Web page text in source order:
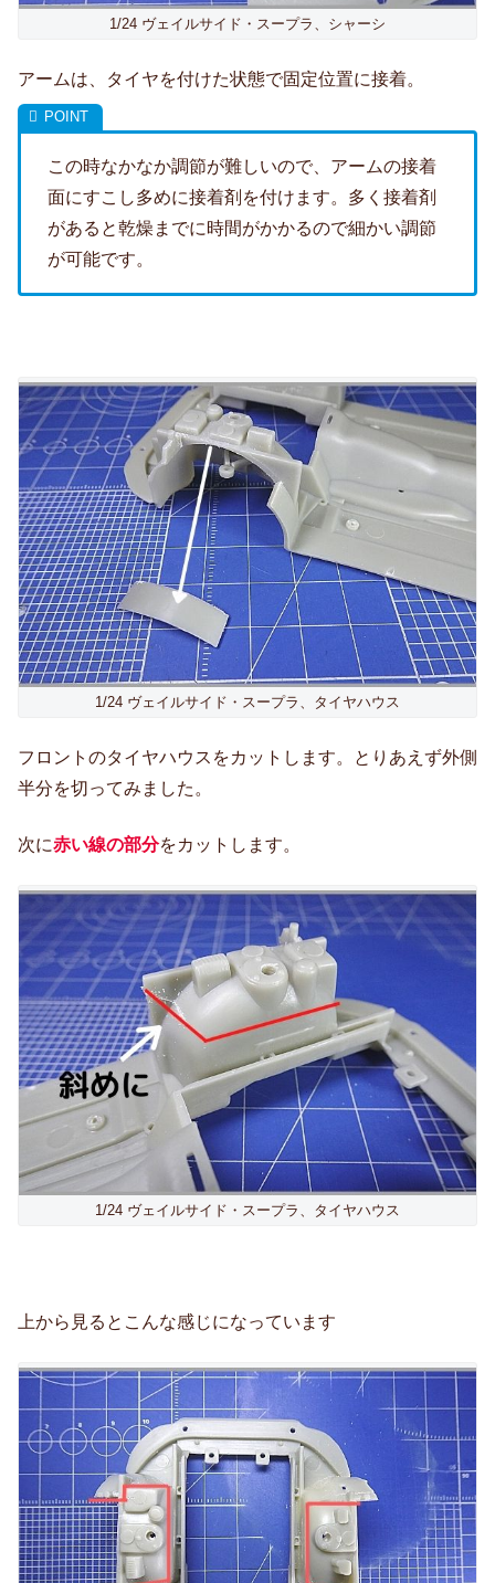
1/24 ヴェイルサイド・スープラ、シャーシ
アームは、タイヤを付けた状態で固定位置に接着。
この時なかなか調節が難しいので、アームの接着
面にすこし多めに接着剤を付けます。多く接着剤
があると乾燥までに時間がかかるので細かい調節
が可能です。
1/24 ヴェイルサイド・スープラ、タイヤハウス
フロントのタイヤハウスをカットします。とりあえず外側
半分を切ってみました。
次に赤い線の部分をカットします。
1/24 ヴェイルサイド・スープラ、タイヤハウス
上から見るとこんな感じになっています